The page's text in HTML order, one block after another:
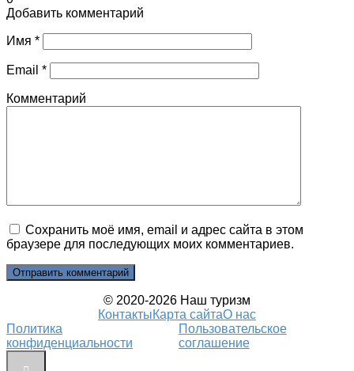
Добавить комментарий
Имя *
Email *
Комментарий
Сохранить моё имя, email и адрес сайта в этом
браузере для последующих моих комментариев.
© 2020-2026 Наш туризм
КонтактыКарта сайтаО нас
Политика
конфиденциальности
Пользовательское
соглашение